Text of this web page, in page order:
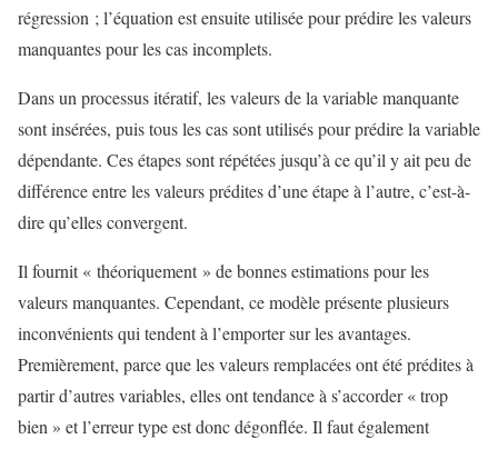
régression ; l’équation est ensuite utilisée pour prédire les valeurs
manquantes pour les cas incomplets.
Dans un processus itératif, les valeurs de la variable manquante
sont insérées, puis tous les cas sont utilisés pour prédire la variable
dépendante. Ces étapes sont répétées jusqu’à ce qu’il y ait peu de
différence entre les valeurs prédites d’une étape à l’autre, c’est-à-
dire qu’elles convergent.
Il fournit « théoriquement » de bonnes estimations pour les
valeurs manquantes. Cependant, ce modèle présente plusieurs
inconvénients qui tendent à l’emporter sur les avantages.
Premièrement, parce que les valeurs remplacées ont été prédites à
partir d’autres variables, elles ont tendance à s’accorder « trop
bien » et l’erreur type est donc dégonflée. Il faut également